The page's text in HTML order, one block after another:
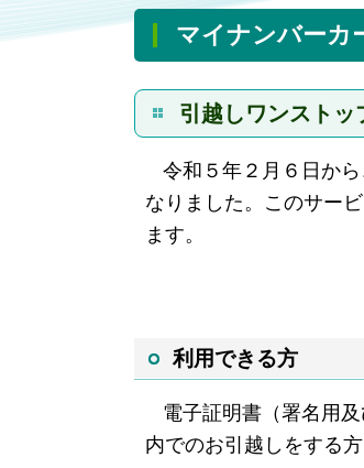
マイナンバーカ
引越しワンストッ
令和５年２月６日か
なりました。このサービ
ます。
利用できる方
電子証明書（署名用
内でのお引越しをする方